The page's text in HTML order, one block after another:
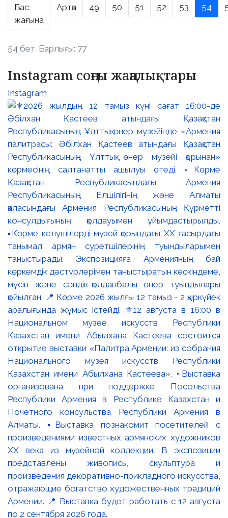
Бас
жағына
Артқа 49 50 51 52 53 54
54 бет. Барлығы: 77
Instagram соңғы жаңалықтары
Instagram